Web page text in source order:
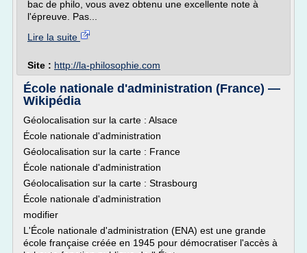
bac de philo, vous avez obtenu une excellente note à
l'épreuve. Pas...
Lire la suite
Site : http://la-philosophie.com
École nationale d'administration (France) —
Wikipédia
Géolocalisation sur la carte : Alsace
École nationale d'administration
Géolocalisation sur la carte : France
École nationale d'administration
Géolocalisation sur la carte : Strasbourg
École nationale d'administration
modifier
L'École nationale d'administration (ENA) est une grande
école française créée en 1945 pour démocratiser l'accès à